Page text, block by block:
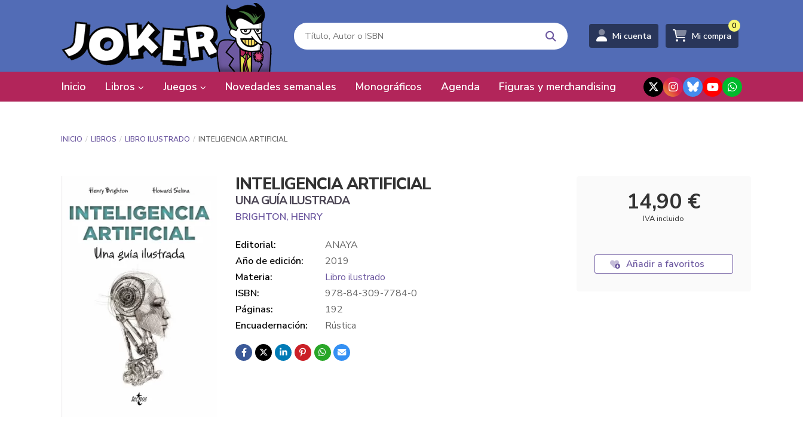
Mi cuenta Mi compra
0
Inicio Libros Juegos Novedades semanales Monográficos Agenda Figuras y merchandising
INICIO LIBROS LIBRO ILUSTRADO INTELIGENCIA ARTIFICIAL
INTELIGENCIA ARTIFICIAL
UNA GUÍA ILUSTRADA
BRIGHTON, HENRY
Editorial:
ANAYA
Año de edición:
2019
Materia:
Libro ilustrado
ISBN:
978-84-309-7784-0
Páginas:
192
Encuadernación:
Rústica
14,90 €
IVA incluido
Añadir a favoritos